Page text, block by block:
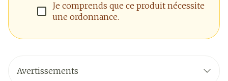
Je comprends que ce produit nécessite
une ordonnance.
Avertissements